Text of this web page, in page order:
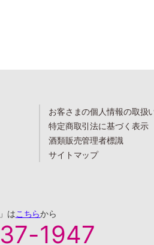
お客さまの個人情報の取扱
特定商取引法に基づく表示
酒類販売管理者標識
サイトマップ
はこちらから
1947